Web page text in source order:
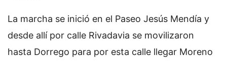
La marcha se inició en el Paseo Jesús Mendía y
desde allí por calle Rivadavia se movilizaron
hasta Dorrego para por esta calle llegar Moreno